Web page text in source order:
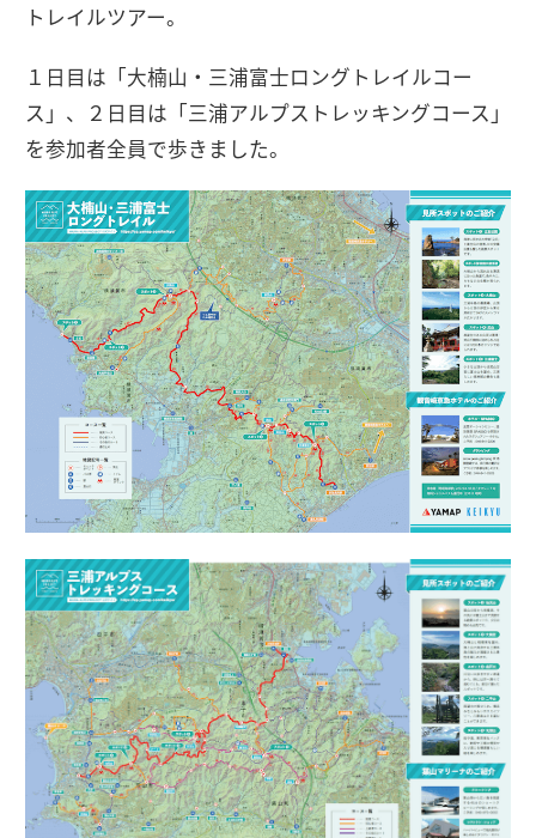
トレイルツアー。
１日目は「大楠山・三浦富士ロングトレイルコー
ス」、２日目は「三浦アルプストレッキングコース」
を参加者全員で歩きました。